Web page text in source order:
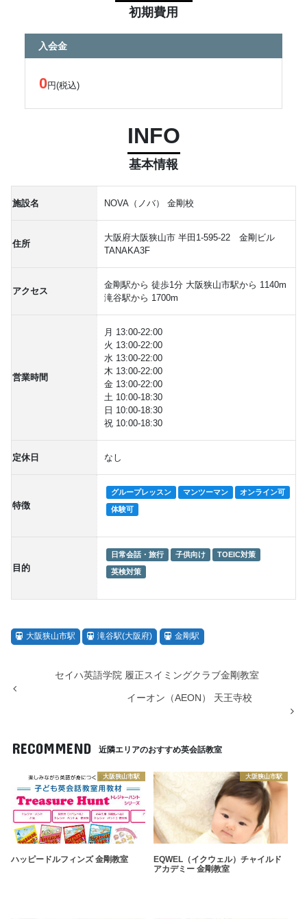
初期費用
入会金
0円(税込)
INFO
基本情報
施設名 NOVA（ノバ） 金剛校
住所
大阪府大阪狭山市 半田1-595-22 金剛ビル
TANAKA3F
アクセス
金剛駅から 徒歩1分 大阪狭山市駅から 1140m
滝谷駅から 1700m
営業時間
月 13:00-22:00
火 13:00-22:00
水 13:00-22:00
木 13:00-22:00
金 13:00-22:00
土 10:00-18:30
日 10:00-18:30
祝 10:00-18:30
定休日 なし
特徴
グループレッスン マンツーマン オンライン可
体験可
目的
日常会話・旅行 子供向け TOEIC対策
英検対策
大阪狭山市駅 滝谷駅(大阪府) 金剛駅
セイハ英語学院 履正スイミングクラブ金剛教室
イーオン（AEON） 天王寺校
RECOMMEND 近隣エリアのおすすめ英会話教室
大阪狭山市駅
ハッピードルフィンズ 金剛教室
大阪狭山市駅
EQWEL（イクウェル）チャイルド
アカデミー 金剛教室